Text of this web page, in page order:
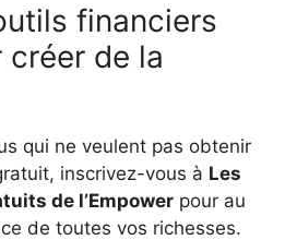
financiers
de la
qui ne veulent pas obtenir
inscrivez-vous à Les
de l’Empower pour au
de toutes vos richesses.